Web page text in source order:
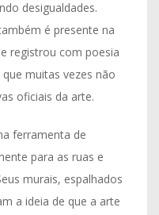
desigualdades.
é presente na
registrou com poesia
muitas vezes não
oficiais da arte.
ferramenta de
para as ruas e
murais, espalhados
a ideia de que a arte